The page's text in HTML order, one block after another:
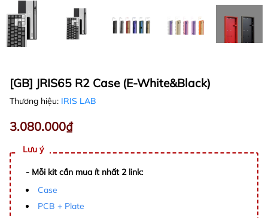
[GB] JRIS65 R2 Case (E-White&Black)
Thương hiệu: IRIS LAB
3.080.000₫
Lưu ý
- Mỗi kit cần mua ít nhất 2 link:
Case
PCB + Plate